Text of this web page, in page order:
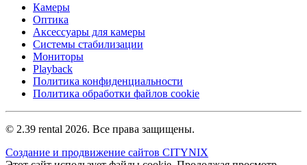
Камеры
Оптика
Аксессуары для камеры
Системы стабилизации
Мониторы
Playback
Политика конфиденциальности
Политика обработки файлов cookie
© 2.39 rental 2026. Все права защищены.
Создание и продвижение сайтов CITYNIX